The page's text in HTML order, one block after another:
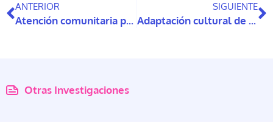
ANTERIOR
Atención comunitaria para personas con discapacidad: experiencias de los cuidadores que viven en el centro-sur de Chile
SIGUIENTE
Adaptación cultural de la terapia de estimulación cognitiva (TEC) para personas con demencia en Chile
Otras Investigaciones